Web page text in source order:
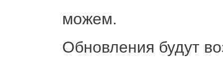
можем.
Обновления будут